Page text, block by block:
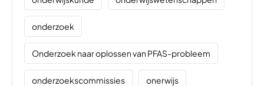
onderzoek
Onderzoek naar oplossen van PFAS-probleem
onderzoekscommissies onerwijs